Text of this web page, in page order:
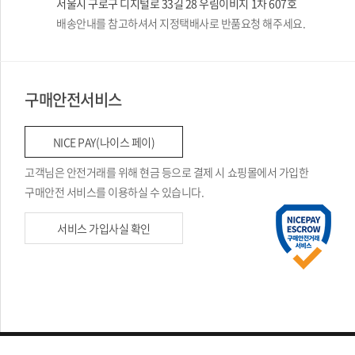
서울시 구로구 디지털로 33길 28 우림이비지 1차 607호
배송안내를 참고하셔서 지정택배사로 반품요청 해주세요.
구매안전서비스
NICE PAY(나이스 페이)
고객님은 안전거래를 위해 현금 등으로 결제 시 쇼핑몰에서 가입한
구매안전 서비스를 이용하실 수 있습니다.
서비스 가입사실 확인